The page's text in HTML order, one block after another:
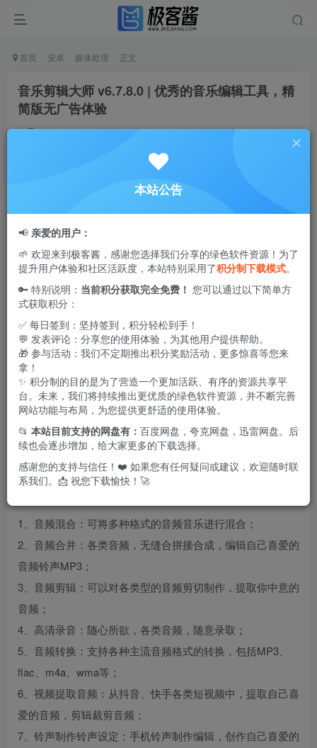
首页 安卓 媒体处理 正文
音乐剪辑大师 v6.7.8.0 | 优秀的音乐编辑工具，精
简版无广告体验
私信
音乐剪辑编辑大师是一款出色的音乐编辑工具，能够快速帮
助用户处理各种音频文件。它提供了高效的混音和合并功
能，让你轻松调节音效，迅速转换格式，完美满足不同的音
乐需求。这款应用以其简便易用的特点，成为了音乐爱好者
特点描述
1、音频混合：可将多种格式的音频音乐进行混合；
2、音频合并：各类音频，无缝合拼接合成，编辑自己喜爱的
音频铃声MP3；
3、音频剪辑：可以对各类型的音频剪切制作，提取你中意的
音频；
4、高清录音：随心所欲，各类音频，随意录取；
5、音频转换：支持各种主流音频格式的转换，包括MP3、
flac、m4a、wma等；
6、视频提取音频：从抖音、快手各类短视频中，提取自己喜
爱的音频，剪辑裁剪音频；
7、铃声制作铃声设定：手机铃声制作编辑，创作自己喜爱的
本站公告
📢 亲爱的用户：
🌱 欢迎来到极客酱，感谢您选择我们分享的绿色软件资源！为了
提升用户体验和社区活跃度，本站特别采用了积分制下载模式。
🔑 特别说明： 当前积分获取完全免费！ 您可以通过以下简单方
式获取积分：
✅ 每日签到：坚持签到，积分轻松到手！
💬 发表评论：分享您的使用体验，为其他用户提供帮助。
🎁 参与活动：我们不定期推出积分奖励活动，更多惊喜等您来
拿！
✨ 积分制的目的是为了营造一个更加活跃、有序的资源共享平
台。未来，我们将持续推出更优质的绿色软件资源，并不断完善
网站功能与布局，为您提供更舒适的使用体验。
📂 本站目前支持的网盘有： 百度网盘，夸克网盘，迅雷网盘。后
续也会逐步增加，给大家更多的下载选择。
感谢您的支持与信任！❤️ 如果您有任何疑问或建议，欢迎随时联
系我们。📩 祝您下载愉快！🚀